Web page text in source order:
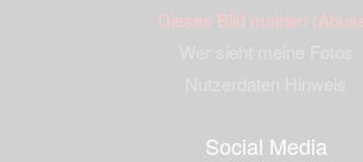
Dieses Bild melden
Social Media